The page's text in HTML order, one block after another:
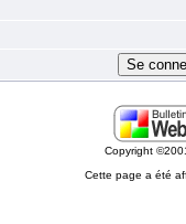
Copyright
Cette page a été